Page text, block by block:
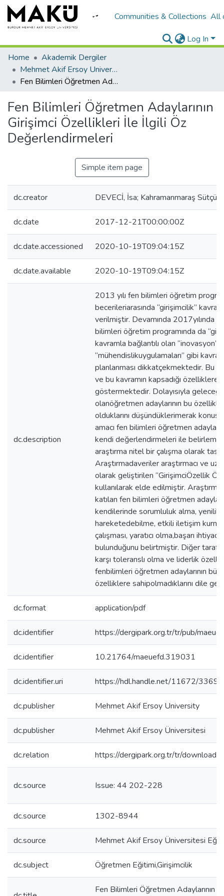
Communities & Collections All
Log In
Home
Akademik Dergiler
Mehmet Akif Ersoy University Journal of Education Faculty
Fen Bilimleri Öğretmen Adaylarının Girişimci Özellikleri İle İlgili Öz Değerlendirmeleri
Fen Bilimleri Öğretmen Adaylarının
Girişimci Özellikleri İle İlgili Öz
Değerlendirmeleri
Simple item page
dc.creator DEVECİ, İsa; Kahramanmaraş Sütçü
dc.date 2017-12-21T00:00:00Z
dc.date.accessioned 2020-10-19T09:04:15Z
dc.date.available 2020-10-19T09:04:15Z
dc.description
2013 yılı fen bilimleri öğretim
becerileriarasında “girişimcilik”
verilmiştir. Devamında 2017yılında
bilimleri öğretim programında da
kavramla bağlantılı olan “inovasyon”
“mühendislikuygulamaları” gibi
planlanması dikkatçekmektedir. Bu
ve bu kavramın kapsadığı
göstermektedir. Dolayısıyla
olanöğretmen adaylarının bu
olduklarını düşündüklerimerak
amacı fen bilimleri öğretmen
kendi değerlendirmeleri ile
araştırma nitel bir çalışma olarak
Araştırmadaveriler araştırmacı ve
olarak geliştirilen “GirişimciÖzellik
kullanılarak elde edilmiştir.
katılan fen bilimleri öğretmen
kendilerinde sorumluluk alma,
hareketedebilme, etkili iletişim
çalışması, yaratıcı olma,başarı
bulunduğunu belirtmiştir. Diğer
karşı toleranslı olma ve liderlik
fenbilimleri öğretmen adaylarının
özelliklere sahipolmadıklarını dile
dc.format application/pdf
dc.identifier https://dergipark.org.tr/tr/pub/
dc.identifier 10.21764/maeuefd.319031
dc.identifier.uri https://hdl.handle.net/11672/3369
dc.publisher Mehmet Akif Ersoy University
dc.publisher Mehmet Akif Ersoy Üniversitesi
dc.relation https://dergipark.org.tr/tr/
dc.source Issue: 44 202-228
dc.source 1302-8944
dc.source Mehmet Akif Ersoy Üniversitesi
dc.subject Öğretmen Eğitimi,Girişimcilik
Fen Bilimleri Öğretmen Adaylarının